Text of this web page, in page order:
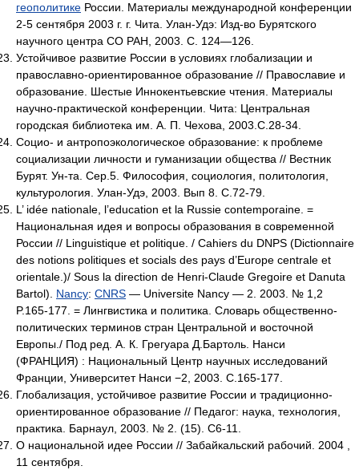
геополитике России. Материалы международной конференции
2-5 сентября 2003 г. г. Чита. Улан-Удэ: Изд-во Бурятского
научного центра СО РАН, 2003. С. 124—126.
Устойчивое развитие России в условиях глобализации и
православно-ориентированное образование // Православие и
образование. Шестые Иннокентьевские чтения. Материалы
научно-практической конференции. Чита: Центральная
городская библиотека им. А. П. Чехова, 2003.С.28-34.
Социо- и антропоэкологическое образование: к проблеме
социализации личности и гуманизации общества // Вестник
Бурят. Ун-та. Сер.5. Философия, социология, политология,
культурология. Улан-Удэ, 2003. Вып 8. С.72-79.
L’ idée nationale, l’education et la Russie contemporaine. =
Национальная идея и вопросы образования в современной
России // Linguistique et politique. / Cahiers du DNPS (Dictionnaire
des notions politiques et socials des pays d’Europe centrale et
orientale.)/ Sous la direction de Henri-Claude Gregoire et Danuta
Bartol). Nancy: CNRS — Universite Nancy — 2. 2003. № 1,2
P.165-177. = Лингвистика и политика. Словарь общественно-
политических терминов стран Центральной и восточной
Европы./ Под ред. А. К. Грегуара Д.Бартоль. Нанси
(ФРАНЦИЯ) : Национальный Центр научных исследований
Франции, Университет Нанси −2, 2003. С.165-177.
Глобализация, устойчивое развитие России и традиционно-
ориентированное образование // Педагог: наука, технология,
практика. Барнаул, 2003. № 2. (15). С6-11.
О национальной идее России // Забайкальский рабочий. 2004 ,
11 сентября.